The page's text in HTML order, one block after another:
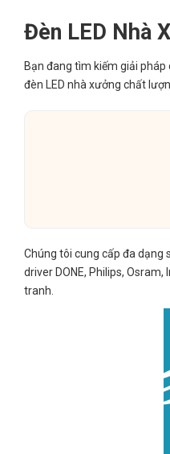
Đèn LED Nhà
Bạn đang tìm kiếm giải pháp
đèn LED nhà xưởng chất
Chúng tôi cung cấp đa dạng
driver DONE, Philips,
tranh.